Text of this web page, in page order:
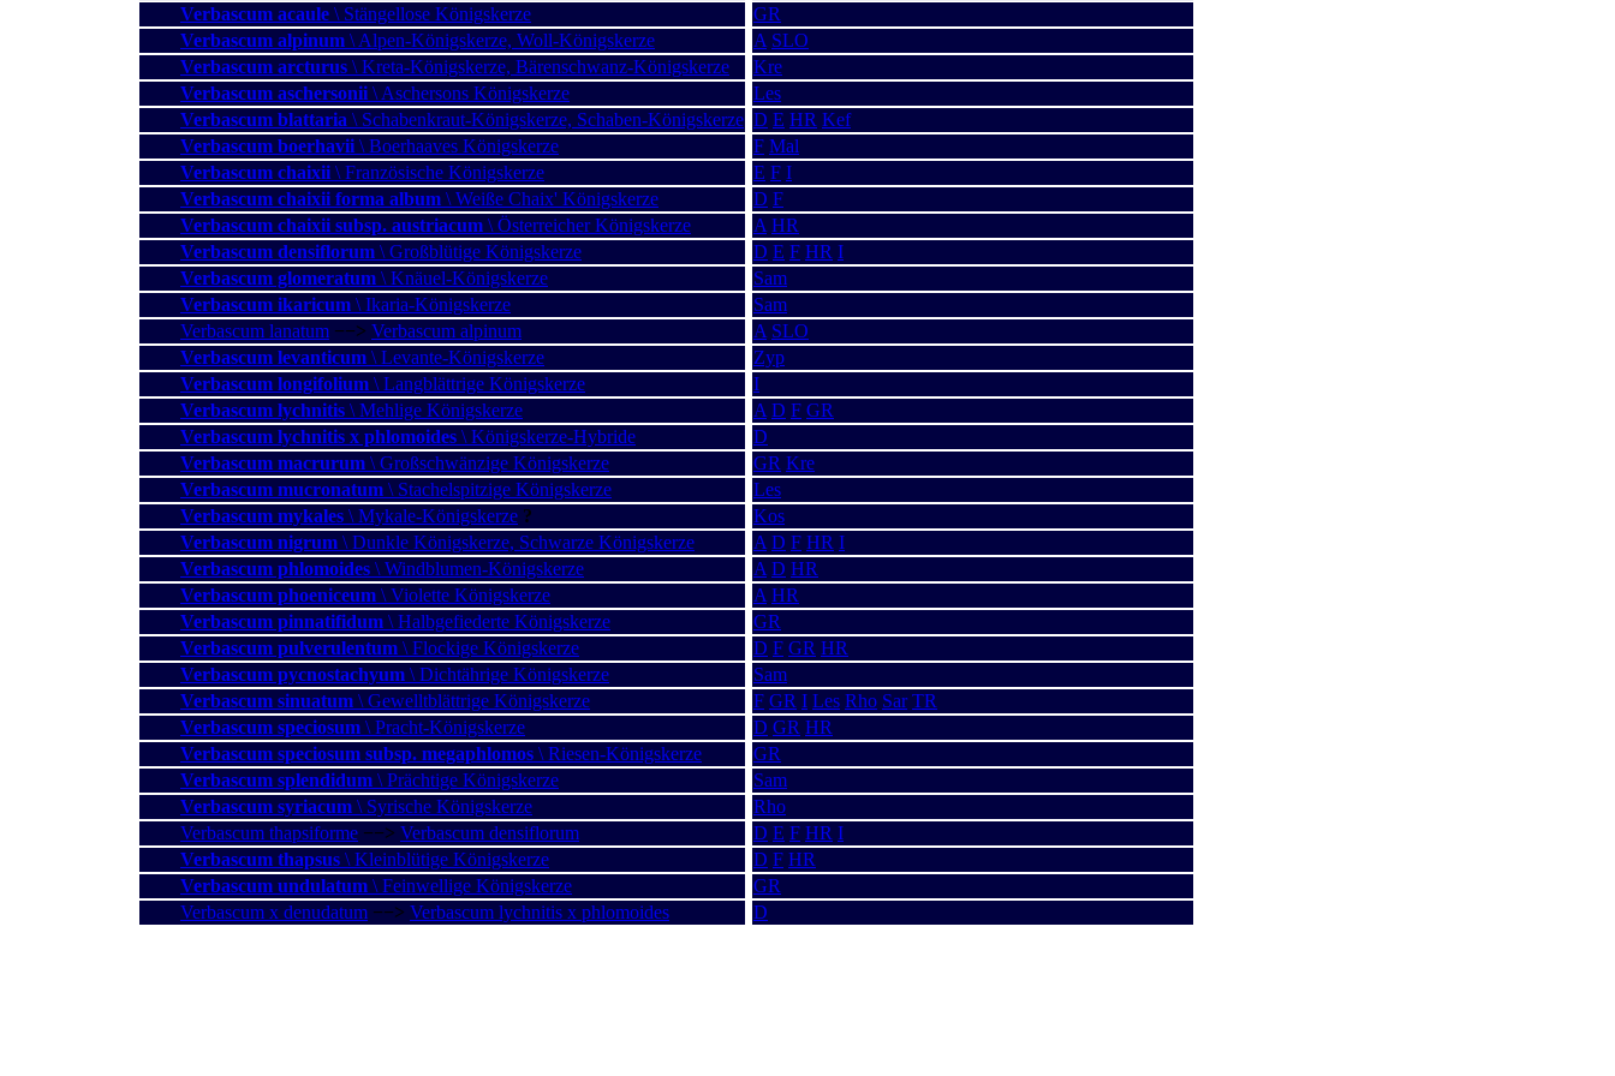
Verbascum acaule \ Stängellose Königskerze
GR
Verbascum alpinum \ Alpen-Königskerze, Woll-Königskerze A SLO
Verbascum arcturus \ Kreta-Königskerze, Bärenschwanz-Königskerze
Kre
Verbascum aschersonii \ Aschersons Königskerze
Les
Verbascum blattaria \ Schabenkraut-Königskerze, Schaben-Königskerze D E HR Kef
Verbascum boerhavii \ Boerhaaves Königskerze F Mal
Verbascum chaixii \ Französische Königskerze E F I
Verbascum chaixii forma album \ Weiße Chaix' Königskerze D F
Verbascum chaixii subsp. austriacum \ Österreicher Königskerze A HR
Verbascum densiflorum \ Großblütige Königskerze D E F HR I
Verbascum glomeratum \ Knäuel-Königskerze
Sam
Verbascum ikaricum \ Ikaria-Königskerze
Sam
Verbascum lanatum −−> Verbascum alpinum A SLO
Verbascum levanticum \ Levante-Königskerze
Zyp
Verbascum longifolium \ Langblättrige Königskerze
I
Verbascum lychnitis \ Mehlige Königskerze A D F GR
Verbascum lychnitis x phlomoides \ Königskerze-Hybride
D
Verbascum macrurum \ Großschwänzige Königskerze GR Kre
Verbascum mucronatum \ Stachelspitzige Königskerze
Les
Verbascum mykales \ Mykale-Königskerze ?
Kos
Verbascum nigrum \ Dunkle Königskerze, Schwarze Königskerze A D F HR I
Verbascum phlomoides \ Windblumen-Königskerze A D HR
Verbascum phoeniceum \ Violette Königskerze A HR
Verbascum pinnatifidum \ Halbgefiederte Königskerze
GR
Verbascum pulverulentum \ Flockige Königskerze D F GR HR
Verbascum pycnostachyum \ Dichtährige Königskerze
Sam
Verbascum sinuatum \ Gewelltblättrige Königskerze F GR I Les Rho Sar TR
Verbascum speciosum \ Pracht-Königskerze D GR HR
Verbascum speciosum subsp. megaphlomos \ Riesen-Königskerze
GR
Verbascum splendidum \ Prächtige Königskerze
Sam
Verbascum syriacum \ Syrische Königskerze
Rho
Verbascum thapsiforme −−> Verbascum densiflorum D E F HR I
Verbascum thapsus \ Kleinblütige Königskerze D F HR
Verbascum undulatum \ Feinwellige Königskerze
GR
Verbascum x denudatum −−> Verbascum lychnitis x phlomoides D